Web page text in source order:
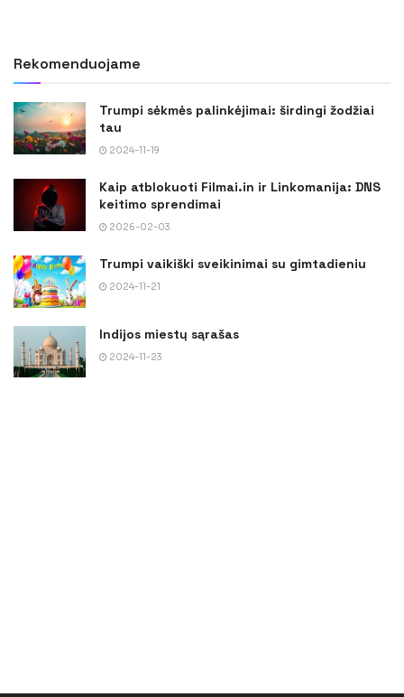
Rekomenduojame
Trumpi sėkmės palinkėjimai: širdingi žodžiai
tau
2024-11-19
Kaip atblokuoti Filmai.in ir Linkomanija: DNS
keitimo sprendimai
2026-02-03
Trumpi vaikiški sveikinimai su gimtadieniu
2024-11-21
Indijos miestų sąrašas
2024-11-23